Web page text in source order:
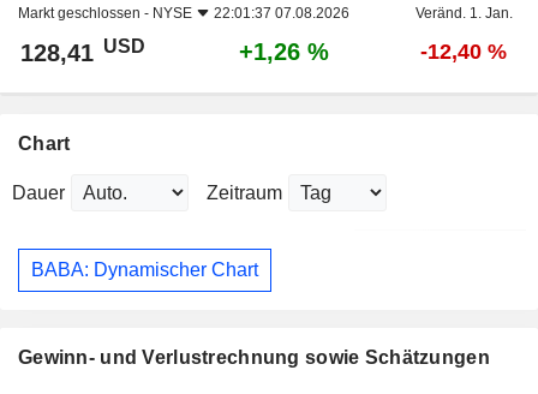
Markt geschlossen - NYSE 22:01:37 07.08.2026 Veränd. 1. Jan.
128,41 USD +1,26 % -12,40 %
Chart
Dauer Zeitraum
BABA: Dynamischer Chart
Gewinn- und Verlustrechnung sowie Schätzungen